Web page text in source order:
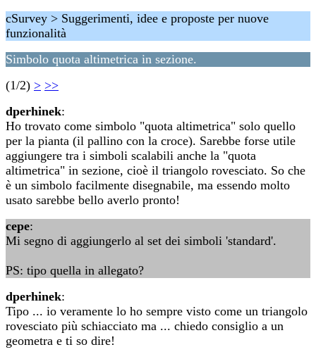
cSurvey > Suggerimenti, idee e proposte per nuove
funzionalità
Simbolo quota altimetrica in sezione.
(1/2) > >>
dperhinek:
Ho trovato come simbolo "quota altimetrica" solo quello
per la pianta (il pallino con la croce). Sarebbe forse utile
aggiungere tra i simboli scalabili anche la "quota
altimetrica" in sezione, cioè il triangolo rovesciato. So che
è un simbolo facilmente disegnabile, ma essendo molto
usato sarebbe bello averlo pronto!
cepe:
Mi segno di aggiungerlo al set dei simboli 'standard'.
PS: tipo quella in allegato?
dperhinek:
Tipo ... io veramente lo ho sempre visto come un triangolo
rovesciato più schiacciato ma ... chiedo consiglio a un
geometra e ti so dire!